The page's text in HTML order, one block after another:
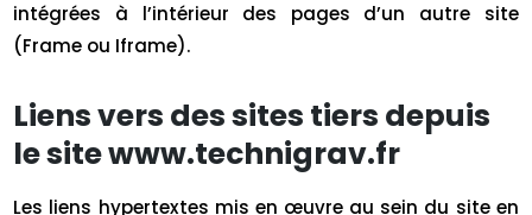
intégrées à l’intérieur des pages d’un autre site
(Frame ou Iframe).
Liens vers des sites tiers depuis
le site www.technigrav.fr
Les liens hypertextes mis en œuvre au sein du site en